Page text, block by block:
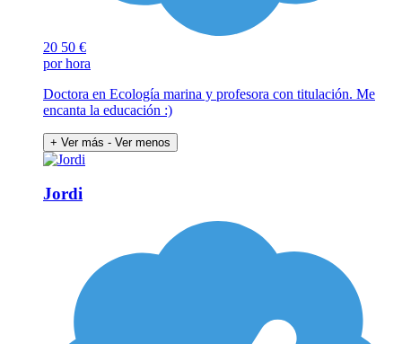
20 50 €
por hora
Doctora en Ecología marina y profesora con titulación. Me
encanta la educación :)
+ Ver más - Ver menos
Jordi